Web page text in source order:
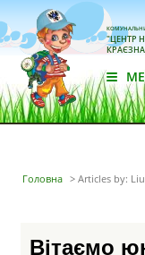
"ЦЕНТР
Головна > Articles by:
Вітаємо